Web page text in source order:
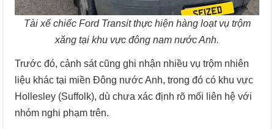
Tài xế chiếc Ford Transit thực hiện hàng loạt vụ trộm
xăng tại khu vực đông nam nước Anh.
Trước đó, cảnh sát cũng ghi nhận nhiều vụ trộm nhiên
liệu khác tại miền Đông nước Anh, trong đó có khu vực
Hollesley (Suffolk), dù chưa xác định rõ mối liên hệ với
nhóm nghi phạm trên.